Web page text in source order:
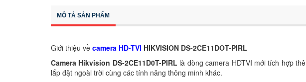
MÔ TẢ SẢN PHẨM
Giới thiệu về camera HD-TVI HIKVISION DS-2CE11DOT-PIRL
Camera Hikvision DS-2CE11D0T-PIRL là dòng camera HDTVI mới tích hợp
lắp đặt ngoài trời cùng các tính năng thông minh khác.